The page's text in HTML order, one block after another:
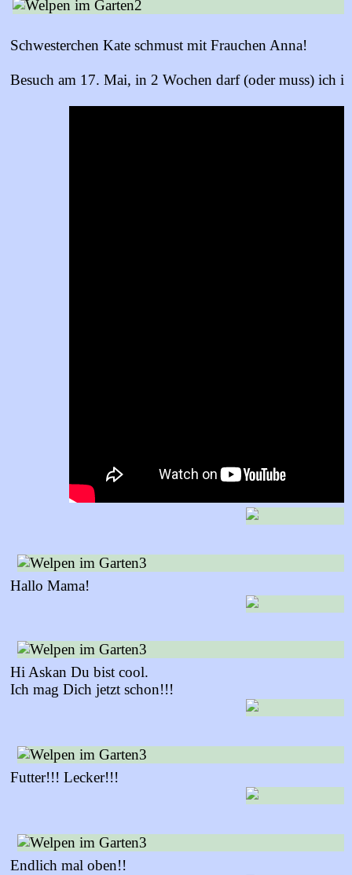
Schwesterchen Kate schmust mit Frauchen Anna!
Besuch am 17. Mai, in 2 Wochen darf (oder muss) ich
Hallo Mama!
Hi Askan Du bist cool.
Ich mag Dich jetzt schon!!!
Futter!!! Lecker!!!
Endlich mal oben!!